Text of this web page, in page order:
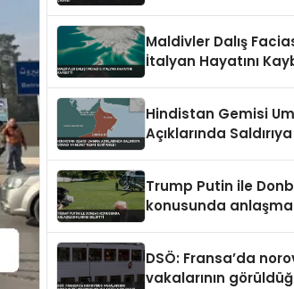
Maldivler Dalış
İtalyan Hayatını
Hindistan Gemisi
Açıklarında
Trump Putin ile
konusunda
DSÖ: Fransa’da
vakalarının